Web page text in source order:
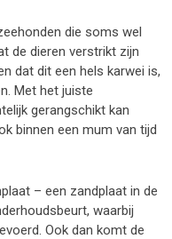
die soms wel
de dieren verstrikt zijn
dat dit een hels karwei is,
Met het juiste
gerangschikt kan
binnen een mum van tijd
– een zandplaat in de
waarbij
Ook dan komt de